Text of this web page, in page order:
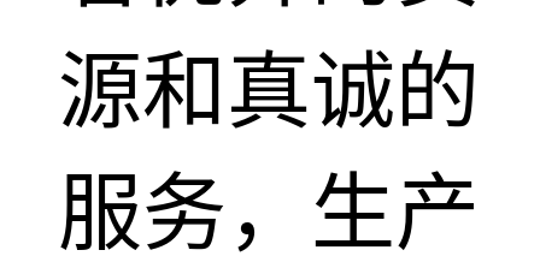
源和真诚的
服务，生产